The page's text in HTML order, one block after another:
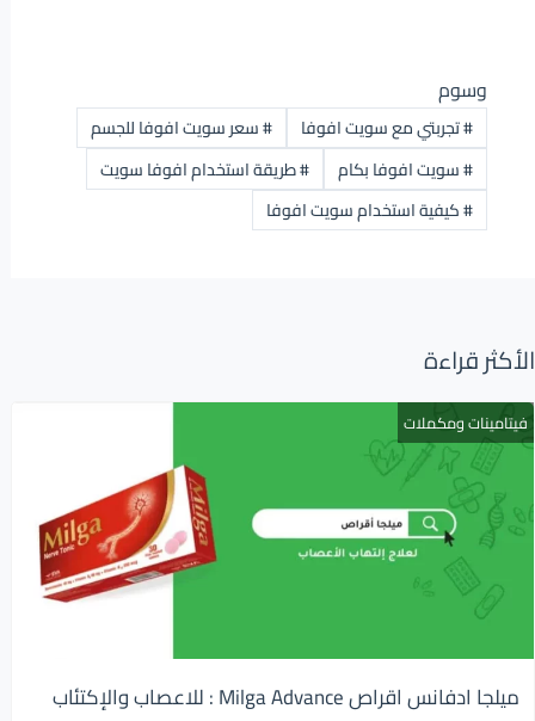
وسوم
#تجربتي مع سويت افوفا #سعر سويت افوفا للجسم
#سويت افوفا بكام #طريقة استخدام افوفا سويت
#كيفية استخدام سويت افوفا
الأكثر قراءة
فيتامينات ومكملات
ميلجا ادفانس اقراص Milga Advance : للاعصاب والإكتئاب